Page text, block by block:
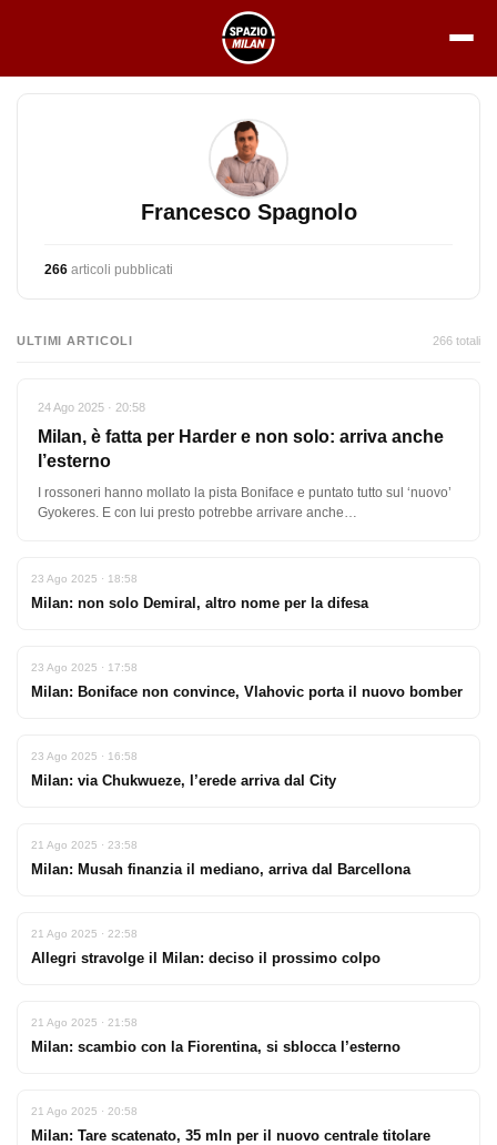
contenuto
Francesco Spagnolo
266 articoli pubblicati
ULTIMI ARTICOLI 266 totali
24 Ago 2025 · 20:58
Milan, è fatta per Harder e non solo: arriva anche
l’esterno
I rossoneri hanno mollato la pista Boniface e puntato tutto sul ‘nuovo’
Gyokeres. E con lui presto potrebbe arrivare anche…
23 Ago 2025 · 18:58
Milan: non solo Demiral, altro nome per la difesa
23 Ago 2025 · 17:58
Milan: Boniface non convince, Vlahovic porta il nuovo bomber
23 Ago 2025 · 16:58
Milan: via Chukwueze, l’erede arriva dal City
21 Ago 2025 · 23:58
Milan: Musah finanzia il mediano, arriva dal Barcellona
21 Ago 2025 · 22:58
Allegri stravolge il Milan: deciso il prossimo colpo
21 Ago 2025 · 21:58
Milan: scambio con la Fiorentina, si sblocca l’esterno
21 Ago 2025 · 20:58
Milan: Tare scatenato, 35 mln per il nuovo centrale titolare